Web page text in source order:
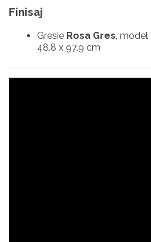
Finisaj
Gresie Rosa Gres ,
48.8 x 97.9 cm